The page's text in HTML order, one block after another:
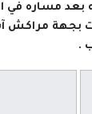
بعد مساره في
بجهة مراكش
.